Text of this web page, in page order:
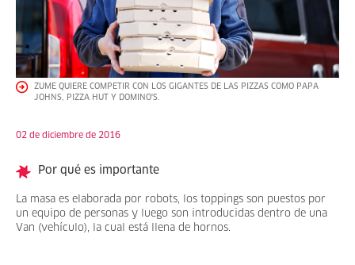
ZUME QUIERE COMPETIR CON LOS GIGANTES DE LAS PIZZAS COMO PAPA
JOHNS, PIZZA HUT Y DOMINO'S.
02 de diciembre de 2016
Por qué es importante
La masa es elaborada por robots, los toppings son puestos por
un equipo de personas y luego son introducidas dentro de una
Van (vehículo), la cual está llena de hornos.